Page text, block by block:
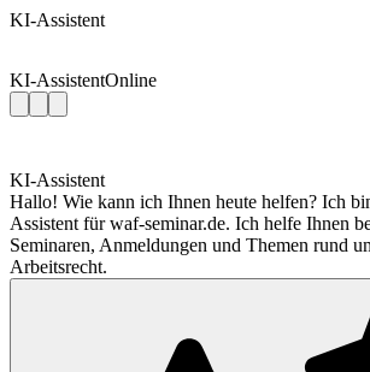
KI-Assistent
KI-AssistentOnline
KI-Assistent
Hallo! Wie kann ich Ihnen heute helfen? Ich
Assistent für waf-seminar.de. Ich helfe Ihnen
Seminaren, Anmeldungen und Themen rund
Arbeitsrecht.